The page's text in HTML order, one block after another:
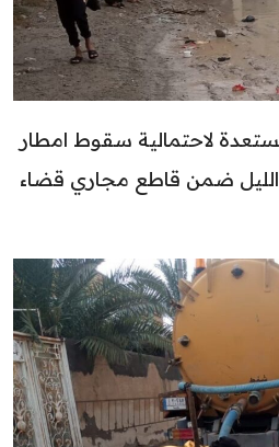
لاحتمالية سقوط امطار
ضمن قاطع مجاري قضاء